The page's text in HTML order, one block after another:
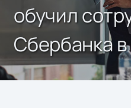
обучил
Сбербанка